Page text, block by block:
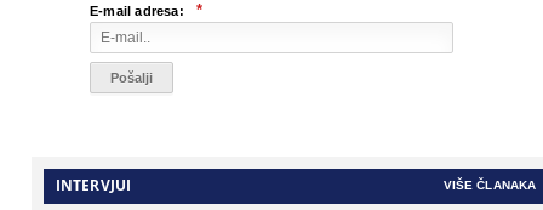
E-mail adresa: *
INTERVJUI VIŠE ČLANAKA